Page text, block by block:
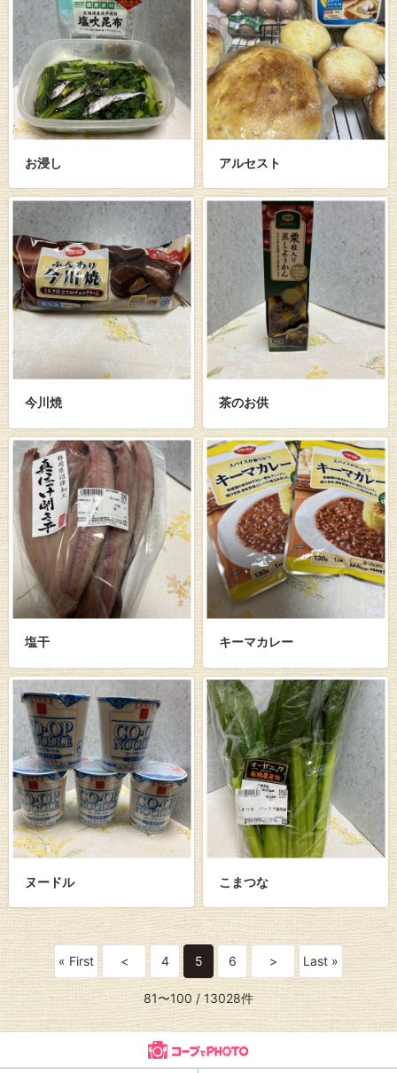
お浸し アルセスト
今川焼 茶のお供
塩干 キーマカレー
ヌードル こまつな
« First < 4 5 6 > Last »
81〜100 / 13028件